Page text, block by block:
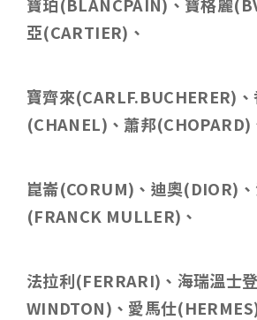
寶珀(BLANCPAIN) 、寶格麗
亞(CARTIER) 、
寶齊來(CARLF.BUCHERER)
(CHANEL) 、蕭邦(CHOPARD)
崑崙(CORUM) 、迪奧(DIOR)
(FRANCK MULLER) 、
法拉利(FERRARI) 、海瑞溫士登
WINDTON) 、愛馬仕